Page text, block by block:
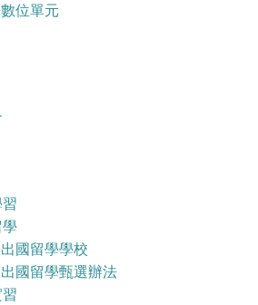
位單元
國留學學校
國留學甄選辦法